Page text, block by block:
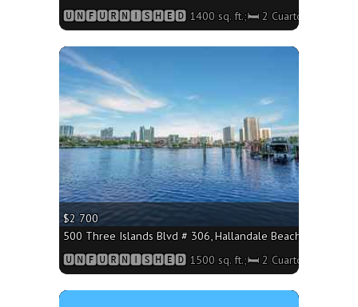
🆄🅽🅵🆄🆁🅽🅸🆂🅷🅴🅳 1400 sq. ft.;🛏 2 Cuartos/🛁2
$2 700
500 Three Islands Blvd # 306, Hallandale Beach FL
🆄🅽🅵🆄🆁🅽🅸🆂🅷🅴🅳 1500 sq. ft.;🛏 2 Cuartos/🛁2
More